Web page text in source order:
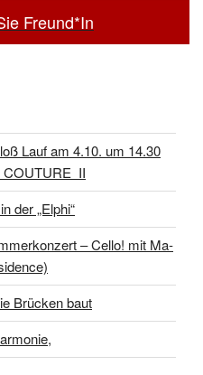
Freund*In
Lauf am 4.10. um 14.30
COUTURE II
der „Elphi“
– Cello! mit Ma­
Brücken baut